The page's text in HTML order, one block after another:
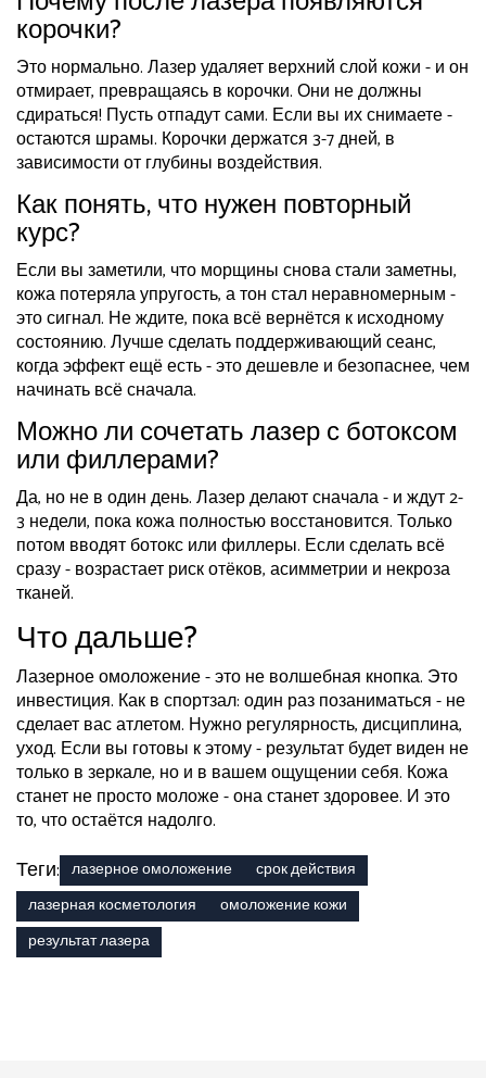
корочки?
Это нормально. Лазер удаляет верхний слой кожи - и он
отмирает, превращаясь в корочки. Они не должны
сдираться! Пусть отпадут сами. Если вы их снимаете -
остаются шрамы. Корочки держатся 3-7 дней, в
зависимости от глубины воздействия.
Как понять, что нужен повторный
курс?
Если вы заметили, что морщины снова стали заметны,
кожа потеряла упругость, а тон стал неравномерным -
это сигнал. Не ждите, пока всё вернётся к исходному
состоянию. Лучше сделать поддерживающий сеанс,
когда эффект ещё есть - это дешевле и безопаснее, чем
начинать всё сначала.
Можно ли сочетать лазер с ботоксом
или филлерами?
Да, но не в один день. Лазер делают сначала - и ждут 2-
3 недели, пока кожа полностью восстановится. Только
потом вводят ботокс или филлеры. Если сделать всё
сразу - возрастает риск отёков, асимметрии и некроза
тканей.
Что дальше?
Лазерное омоложение - это не волшебная кнопка. Это
инвестиция. Как в спортзал: один раз позаниматься - не
сделает вас атлетом. Нужно регулярность, дисциплина,
уход. Если вы готовы к этому - результат будет виден не
только в зеркале, но и в вашем ощущении себя. Кожа
станет не просто моложе - она станет здоровее. И это
то, что остаётся надолго.
Теги: лазерное омоложение
срок действия
лазерная косметология
омоложение кожи
результат лазера